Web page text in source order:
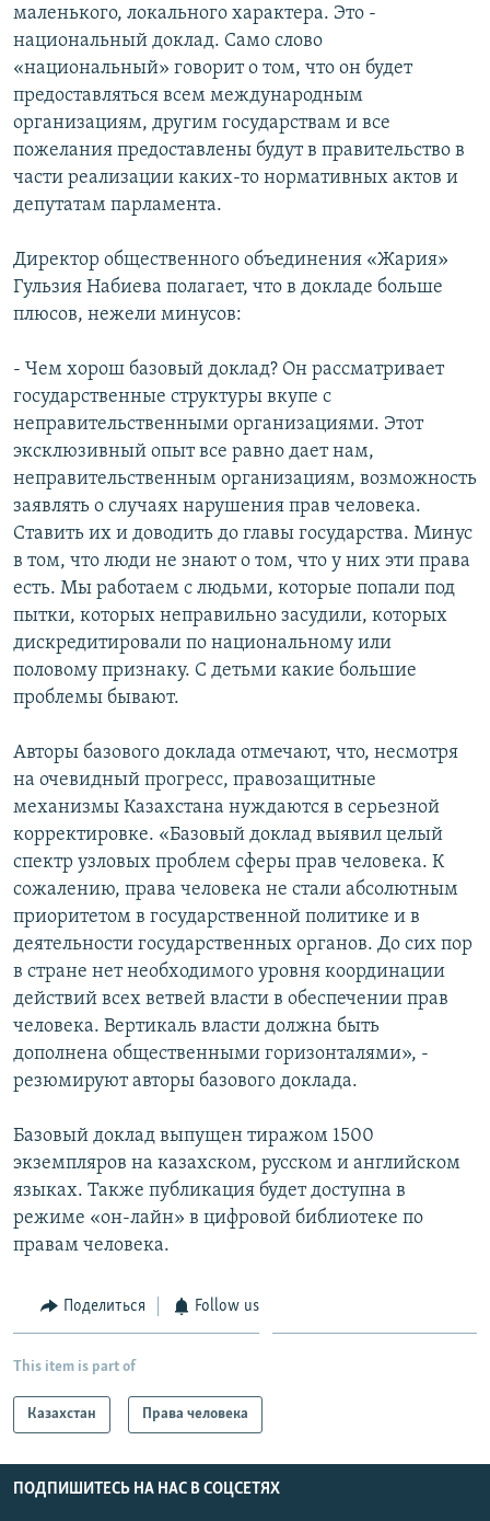
маленького, локального характера. Это -
национальный доклад. Само слово
«национальный» говорит о том, что он будет
предоставляться всем международным
организациям, другим государствам и все
пожелания предоставлены будут в правительство в
части реализации каких-то нормативных актов и
депутатам парламента.
Директор общественного объединения «Жария»
Гульзия Набиева полагает, что в докладе больше
плюсов, нежели минусов:
- Чем хорош базовый доклад? Он рассматривает
государственные структуры вкупе с
неправительственными организациями. Этот
эксклюзивный опыт все равно дает нам,
неправительственным организациям, возможность
заявлять о случаях нарушения прав человека.
Ставить их и доводить до главы государства. Минус
в том, что люди не знают о том, что у них эти права
есть. Мы работаем с людьми, которые попали под
пытки, которых неправильно засудили, которых
дискредитировали по национальному или
половому признаку. С детьми какие большие
проблемы бывают.
Авторы базового доклада отмечают, что, несмотря
на очевидный прогресс, правозащитные
механизмы Казахстана нуждаются в серьезной
корректировке. «Базовый доклад выявил целый
спектр узловых проблем сферы прав человека. К
сожалению, права человека не стали абсолютным
приоритетом в государственной политике и в
деятельности государственных органов. До сих пор
в стране нет необходимого уровня координации
действий всех ветвей власти в обеспечении прав
человека. Вертикаль власти должна быть
дополнена общественными горизонталями», -
резюмируют авторы базового доклада.
Базовый доклад выпущен тиражом 1500
экземпляров на казахском, русском и английском
языках. Также публикация будет доступна в
режиме «он-лайн» в цифровой библиотеке по
правам человека.
Поделиться Follow us
This item is part of
Казахстан Права человека
ПОДПИШИТЕСЬ НА НАС В СОЦСЕТЯХ